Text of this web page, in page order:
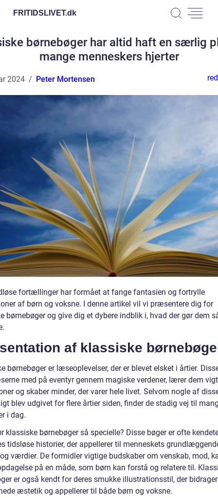
FRITIDSLIVET.dk
børnebøger har altid haft en særlig
mange menneskers hjerter
2024 Peter Mortensen
fortællinger har formået at fange fantasien og fortrylle
af børn og voksne. I denne artikel vil vi præsentere dig for
børnebøger og give dig et dybere indblik i, hvad der gør dem
af klassiske
børnebøger er læseoplevelser, der er blevet elsket i årtier.
med på eventyr gennem magiske verdener, lærer dem
og skaber minder, der varer hele livet. Selvom nogle af
blev udgivet for flere årtier siden, finder de stadig vej til
i dag.
klassiske børnebøger så specielle? Disse bøger er ofte
tidsløse historier, der appellerer til menneskets
værdier. De formidler vigtige budskaber om venskab, mod,
på en måde, som børn kan forstå og relatere til.
er også kendt for deres smukke illustrationsstil, der
æstetik og appellerer til både børn og voksne.